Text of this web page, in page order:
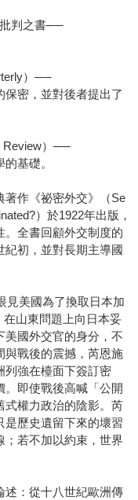
判之書──
）──
保密，並對後者提出了
Review）──
基礎。
著作《祕密外交》（Se
）於1922年出版，
。全書回顧外交制度的
紀初，並對長期主導國
見美國為了換取日本加
在山東問題上向日本妥
美國外交官的身分，不
與戰後的震撼，芮恩施
列強在檯面下簽訂密
。即使戰後高喊「公開
式權力政治的陰影。芮
是歷史遺留下來的壞習
；若不加以約束，世界
述：從十八世紀歐洲傳